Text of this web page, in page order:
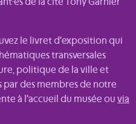
le livret d'exposition qui
transversales
politique de la ville et
des membres de notre
à l'accueil du musée ou via